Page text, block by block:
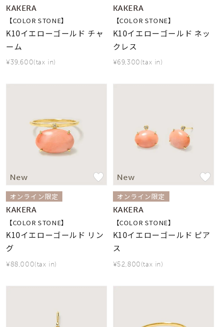
誕生石
モチーフ
石の色
ファッションテイス
着用シーン
コレクション
レディース
リングサイズ
～
リングサイズ
KAKERA
【COLOR STONE】
K10イエローゴールド チャ
ーム
¥39,600(tax in)
KAKERA
【COLOR STONE】
K10イエローゴールド ネッ
クレス
¥69,300(tax in)
New
オンライン限定
KAKERA
【COLOR STONE】
K10イエローゴールド リン
グ
¥88,000(tax in)
New
オンライン限定
KAKERA
【COLOR STONE】
K10イエローゴールド ピア
ス
¥52,800(tax in)